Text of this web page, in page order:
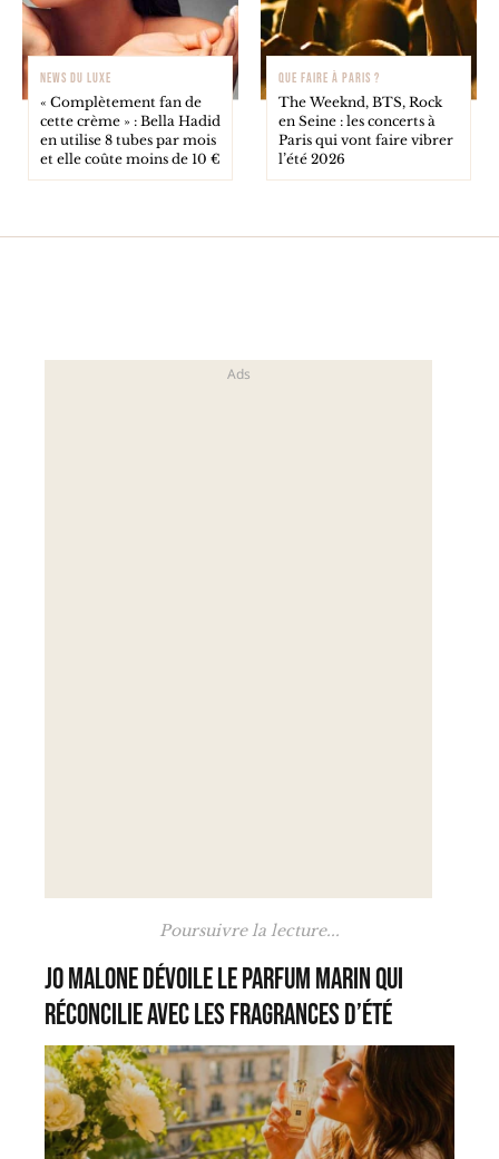
NEWS DU LUXE
« Complètement fan de
cette crème » : Bella Hadid
en utilise 8 tubes par mois
et elle coûte moins de 10 €
QUE FAIRE À PARIS ?
The Weeknd, BTS, Rock
en Seine : les concerts à
Paris qui vont faire vibrer
l’été 2026
Poursuivre la lecture...
Jo Malone dévoile le parfum marin qui
réconcilie avec les fragrances d’été